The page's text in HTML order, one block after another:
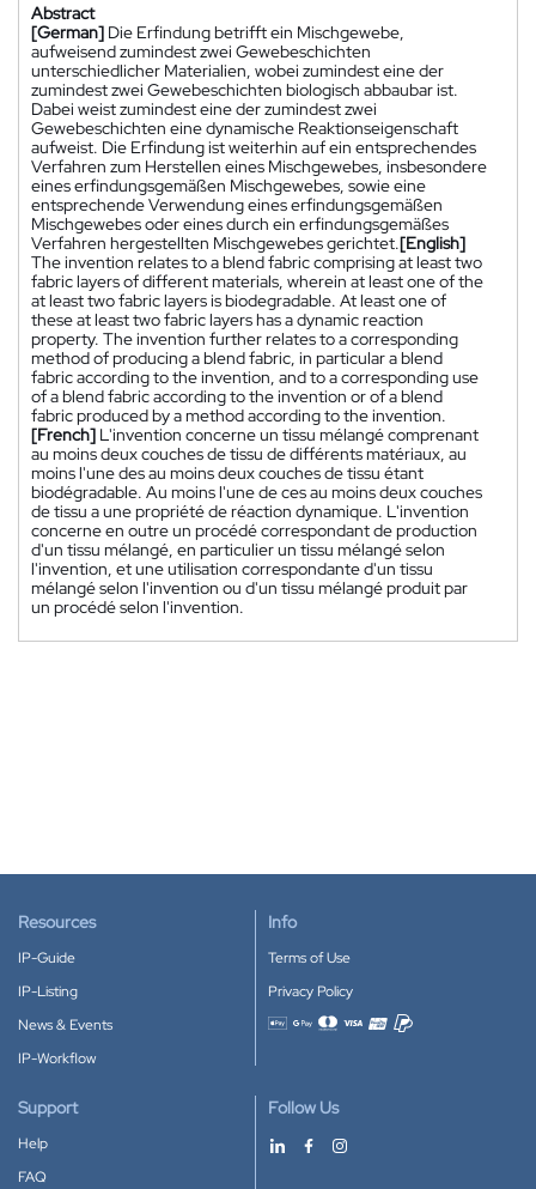
Abstract
[German] Die Erfindung betrifft ein Mischgewebe,
aufweisend zumindest zwei Gewebeschichten
unterschiedlicher Materialien, wobei zumindest eine der
zumindest zwei Gewebeschichten biologisch abbaubar ist.
Dabei weist zumindest eine der zumindest zwei
Gewebeschichten eine dynamische Reaktionseigenschaft
aufweist. Die Erfindung ist weiterhin auf ein entsprechendes
Verfahren zum Herstellen eines Mischgewebes, insbesondere
eines erfindungsgemäßen Mischgewebes, sowie eine
entsprechende Verwendung eines erfindungsgemäßen
Mischgewebes oder eines durch ein erfindungsgemäßes
Verfahren hergestellten Mischgewebes gerichtet.[English]
The invention relates to a blend fabric comprising at least two
fabric layers of different materials, wherein at least one of the
at least two fabric layers is biodegradable. At least one of
these at least two fabric layers has a dynamic reaction
property. The invention further relates to a corresponding
method of producing a blend fabric, in particular a blend
fabric according to the invention, and to a corresponding use
of a blend fabric according to the invention or of a blend
fabric produced by a method according to the invention.
[French] L'invention concerne un tissu mélangé comprenant
au moins deux couches de tissu de différents matériaux, au
moins l'une des au moins deux couches de tissu étant
biodégradable. Au moins l'une de ces au moins deux couches
de tissu a une propriété de réaction dynamique. L'invention
concerne en outre un procédé correspondant de production
d'un tissu mélangé, en particulier un tissu mélangé selon
l'invention, et une utilisation correspondante d'un tissu
mélangé selon l'invention ou d'un tissu mélangé produit par
un procédé selon l'invention.
Resources
IP-Guide
IP-Listing
News & Events
IP-Workflow
Info
Terms of Use
Privacy Policy
Accepted payment methods
Support
Help
FAQ
Follow Us